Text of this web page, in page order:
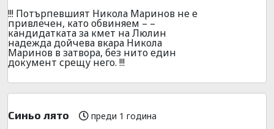
!!! Потърпевшият Никола Маринов не е
привлечен, като обвиняем – –
кандидатката за кмет на Люлин
надежда дойчева вкара Никола
Маринов в затвора, без нито един
документ срещу него. !!!
Синьо лято преди 1 година